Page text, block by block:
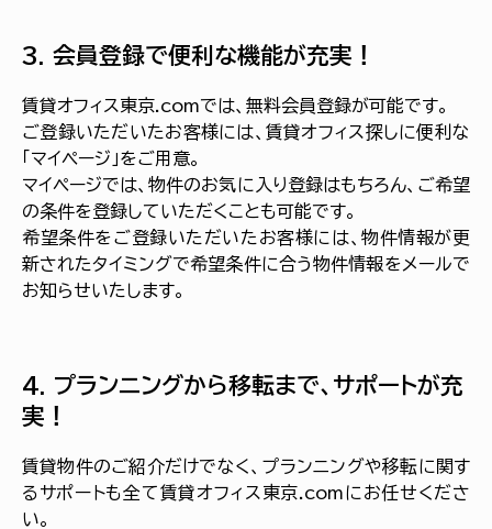
3. 会員登録で便利な機能が充実！
賃貸オフィス東京.comでは、無料会員登録が可能です。
ご登録いただいたお客様には、賃貸オフィス探しに便利な
「マイページ」をご用意。
マイページでは、物件のお気に入り登録はもちろん、ご希望
の条件を登録していただくことも可能です。
希望条件をご登録いただいたお客様には、物件情報が更
新されたタイミングで希望条件に合う物件情報をメールで
お知らせいたします。
4. プランニングから移転まで、サポートが充
実！
賃貸物件のご紹介だけでなく、プランニングや移転に関す
るサポートも全て賃貸オフィス東京.comにお任せくださ
い。